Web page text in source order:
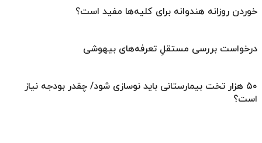
خوردن روزانه هندوانه برای کلیه‌ها مفید است؟
درخواست بررسی مستقلِ تعرفه‌های بیهوشی
۵۰ هزار تخت بیمارستانی باید نوسازی شود/ چقدر بودجه نیاز
است؟